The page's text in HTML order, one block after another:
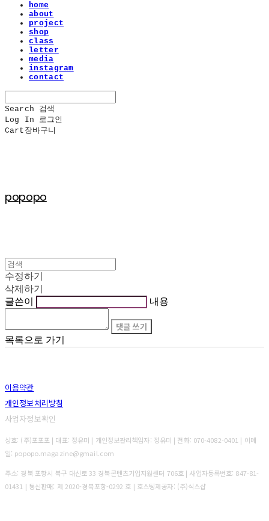
home
about
project
shop
class
letter
media
instagram
contact
Search
검색
Log In
로그인
Cart 장바구니
popopo
수정하기
삭제하기
글쓴이
내용
댓글 쓰기
목록으로 가기
이용약관
개인정보처리방침
사업자정보확인
상호: (주)포포포 | 대표: 정유미 | 개인정보관리책임자: 정유미 | 전화: 070-4082-0401 | 이메
일: popopo.magazine@gmail.com
주소: 경북 포항시 북구 대신로 33 경북콘텐츠기업지원센터 706호 | 사업자등록번호: 847-81-
01431 | 통신판매: 제 2020-경북포항-0292 호 | 호스팅제공자: (주)식스샵